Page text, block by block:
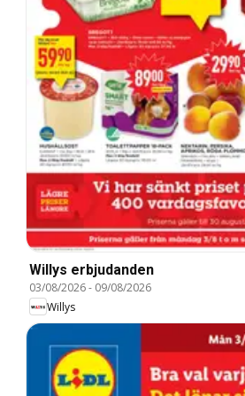
Willys erbjudanden
03/08/2026- 09/08/2026
Willys